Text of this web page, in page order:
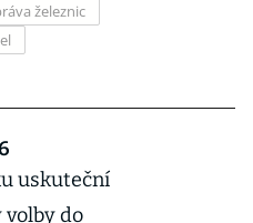
železnic
uskuteční
volby do